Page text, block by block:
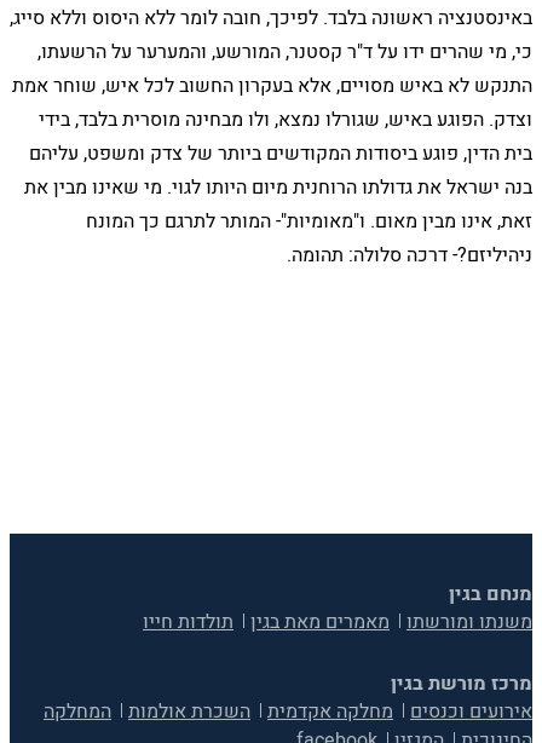
באינסטנציה ראשונה בלבד. לפיכך, חובה לומר ללא היסוס וללא סייג,
כי, מי שהרים ידו על ד"ר קסטנר, המורשע, והמערער על הרשעתו,
התנקש לא באיש מסויים, אלא בעקרון החשוב לכל איש, שוחר אמת
וצדק. הפוגע באיש, שגורלו נמצא, ולו מבחינה מוסרית בלבד, בידי
בית הדין, פוגע ביסודות המקודשים ביותר של צדק ומשפט, עליהם
בנה ישראל את גדולתו הרוחנית מיום היותו לגוי. מי שאינו מבין את
זאת, אינו מבין מאום. ו"מאומיות"- המותר לתרגם כך המונח
ניהיליזם?- דרכה סלולה: תהומה.
מנחם בגין
משנתו ומורשתו מאמרים מאת בגין תולדות חייו
מרכז מורשת בגין
אירועים וכנסים מחלקה אקדמית השכרת אולמות המחלקה